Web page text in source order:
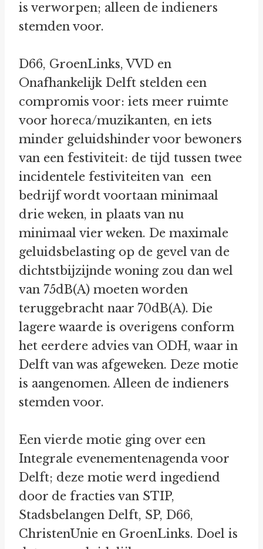
is verworpen; alleen de indieners
stemden voor.
D66, GroenLinks, VVD en
Onafhankelijk Delft stelden een
compromis voor: iets meer ruimte
voor horeca/muzikanten, en iets
minder geluidshinder voor bewoners
van een festiviteit: de tijd tussen twee
incidentele festiviteiten van een
bedrijf wordt voortaan minimaal
drie weken, in plaats van nu
minimaal vier weken. De maximale
geluidsbelasting op de gevel van de
dichtstbijzijnde woning zou dan wel
van 75dB(A) moeten worden
teruggebracht naar 70dB(A). Die
lagere waarde is overigens conform
het eerdere advies van ODH, waar in
Delft van was afgeweken. Deze motie
is aangenomen. Alleen de indieners
stemden voor.
Een vierde motie ging over een
Integrale evenementenagenda voor
Delft; deze motie werd ingediend
door de fracties van STIP,
Stadsbelangen Delft, SP, D66,
ChristenUnie en GroenLinks. Doel is